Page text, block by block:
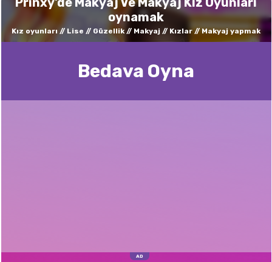
oynamak
Kız oyunları Lise Güzellik Makyaj Kızlar Makyaj yapmak
Bedava Oyna